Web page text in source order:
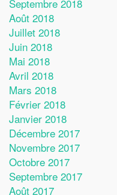
Septembre 2018
Août 2018
Juillet 2018
Juin 2018
Mai 2018
Avril 2018
Mars 2018
Février 2018
Janvier 2018
Décembre 2017
Novembre 2017
Octobre 2017
Septembre 2017
Août 2017